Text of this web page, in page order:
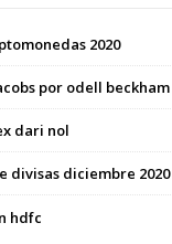
2020
por odell beckham
dari nol
divisas diciembre 2020
hdfc